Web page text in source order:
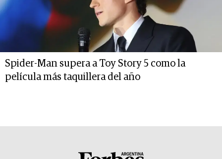
Spider-Man supera a Toy Story 5 como la
película más taquillera del año